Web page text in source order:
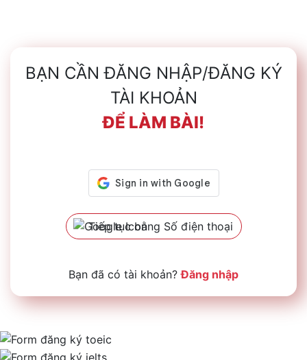
BẠN CẦN ĐĂNG NHẬP/ĐĂNG KÝ
TÀI KHOẢN
ĐỂ LÀM BÀI!
Tiếp tục bằng Số điện thoại
Bạn đã có tài khoản?Đăng nhập